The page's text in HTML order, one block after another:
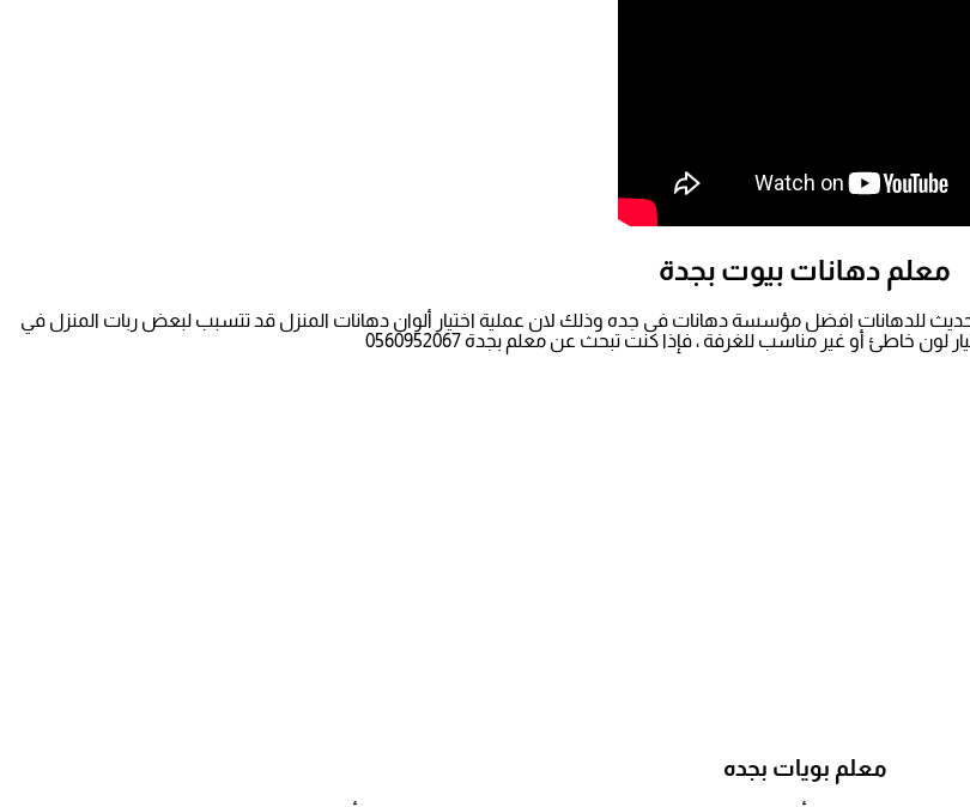
معلم دهانات بيوت بجدة
للدهانات افضل مؤسسة دهانات فى جده وذلك لان عملية اختيار ألوان دهانات المنزل قد تتسبب لبعض ربات المنزل في
لون خاطئ أو غير مناسب للغرفة ، فإذا كنت تبحث عن معلم بجدة 0560952067
معلم بويات بجده